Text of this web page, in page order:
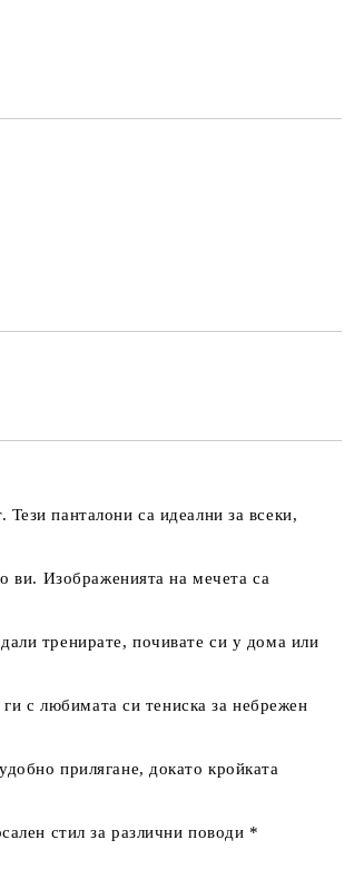
панталони са идеални за всеки,
ви. Изображенията на мечета са
тренирате, почивате си у дома или
с любимата си тениска за небрежен
прилягане, докато кройката
стил за различни поводи *